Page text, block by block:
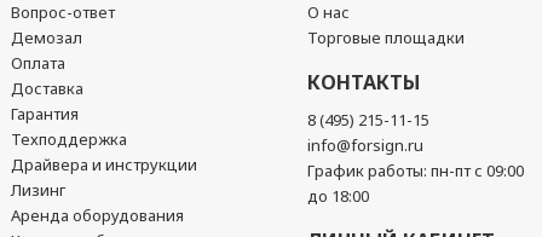
Вопрос-ответ
Демозал
Оплата
Доставка
Гарантия
Техподдержка
Драйвера и инструкции
Лизинг
Аренда оборудования
О нас
Торговые площадки
КОНТАКТЫ
8 (495) 215-11-15
info@forsign.ru
График работы: пн-пт с 09:00
до 18:00